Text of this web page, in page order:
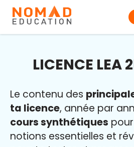
LICENCE LEA
Le contenu des
ta licence, année par
cours synthétiques
notions essentielles et